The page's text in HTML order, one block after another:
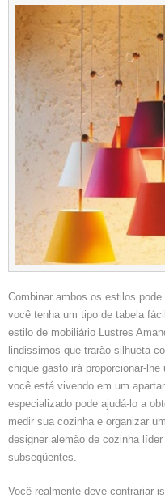
Combinar ambos os estilos
você tenha um tipo de tabela
estilo de mobiliário Lustres
lindissimos que trarão silhueta
chique gasto irá proporcionar-
você está vivendo em um
especializado pode ajudá-lo a
medir sua cozinha e organizar
designer alemão de cozinha
subseqüentes.
Você realmente deve contrariar